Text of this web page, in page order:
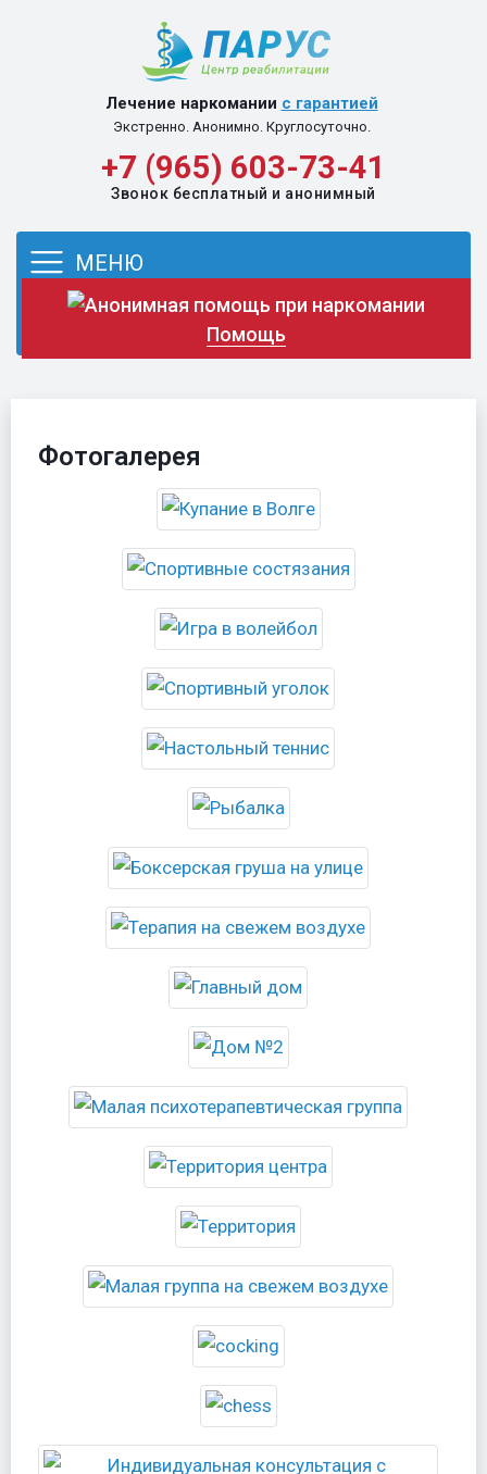
Перейти к содержимому
Лечение наркомании с гарантией
Экстренно. Анонимно. Круглосуточно.
+7 (965) 603-73-41
Звонок бесплатный и анонимный
МЕНЮ
Помощь
Фотогалерея